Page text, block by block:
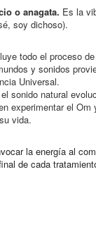
o anagata. Es la
soy dichoso).
todo el proceso
y sonidos
Universal.
sonido natural
experimentar el Om
vida.
la energía al
de cada